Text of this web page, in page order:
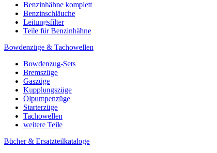
Benzinhähne komplett
Benzinschläuche
Leitungsfilter
Teile für Benzinhähne
Bowdenzüge & Tachowellen
Bowdenzug-Sets
Bremszüge
Gaszüge
Kupplungszüge
Ölpumpenzüge
Starterzüge
Tachowellen
weitere Teile
Bücher & Ersatzteilkataloge